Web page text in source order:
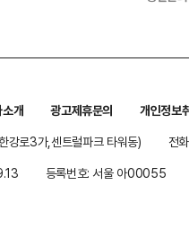
개 광고제휴문의
개인정보
강로3가,센트럴파크 타워동)
전
등록번호: 서울 아00055